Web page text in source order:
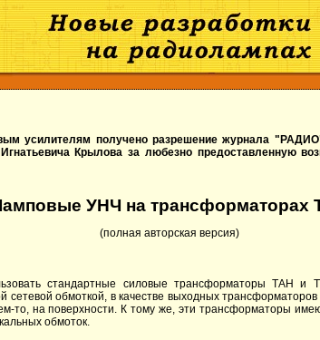
усилителям получено разрешение журнала
Крылова за любезно предоставленную
УНЧ на трансформаторах
(полная авторская версия)
стандартные силовые трансформаторы ТАН и
сетевой обмоткой, в качестве выходных
то, на поверхности. К тому же, эти трансформаторы
обмоток.